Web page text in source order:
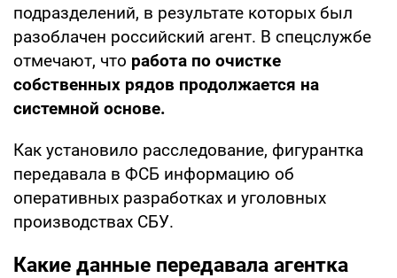
подразделений, в результате которых был
разоблачен российский агент. В спецслужбе
отмечают, что работа по очистке
собственных рядов продолжается на
системной основе.
Как установило расследование, фигурантка
передавала в ФСБ информацию об
оперативных разработках и уголовных
производствах СБУ.
Какие данные передавала агентка